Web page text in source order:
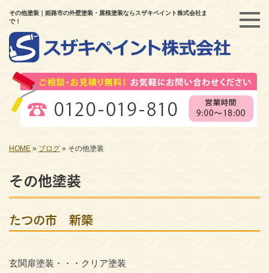
その他塗装｜姫路市の外壁塗装・屋根塗装ならスザキペイント株式会社ま
で！
HOME » ブログ » その他塗装
その他塗装
たつの市 新築
玄関扉塗装・・・クリア塗装